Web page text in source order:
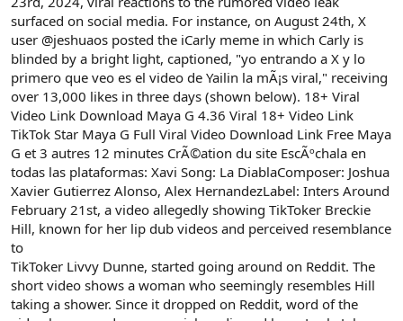
surfaced on social media. For instance, on August 24th, X
user @jeshuaos posted the iCarly meme in which Carly is
blinded by a bright light, captioned, "yo entrando a X y lo
primero que veo es el video de Yailin la mÃ¡s viral," receiving
over 13,000 likes in three days (shown below). 18+ Viral
Video Link Download Maya G 4.36 Viral 18+ Video Link
TikTok Star Maya G Full Viral Video Download Link Free Maya
G et 3 autres 12 minutes CrÃ©ation du site EscÃºchala en
todas las plataformas: Xavi Song: La DiablaComposer: Joshua
Xavier Gutierrez Alonso, Alex HernandezLabel: Inters Around
February 21st, a video allegedly showing TikToker Breckie
Hill, known for her lip dub videos and perceived resemblance
to
TikToker Livvy Dunne, started going around on Reddit. The
short video shows a woman who seemingly resembles Hill
taking a shower. Since it dropped on Reddit, word of the